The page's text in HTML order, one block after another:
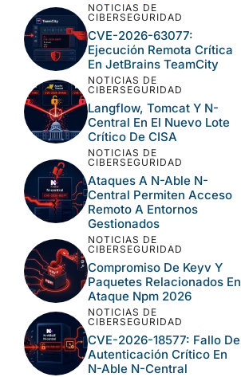
NOTICIAS DE
CIBERSEGURIDAD
CVE-2026-63077:
Ejecución Remota Crítica
En JetBrains TeamCity
NOTICIAS DE
CIBERSEGURIDAD
Langflow, Tomcat Y N-
Central En El Nuevo Lote
Crítico De CISA
NOTICIAS DE
CIBERSEGURIDAD
Ataques A N-Able N-
Central Permiten Acceso
Remoto A Entornos
Gestionados
NOTICIAS DE
CIBERSEGURIDAD
Compromiso De Keyv Y
Paquetes Relacionados En
Ataque Npm 2026
NOTICIAS DE
CIBERSEGURIDAD
CVE-2026-18577: Fallo De
Autenticación Crítico En
N-Able N-Central